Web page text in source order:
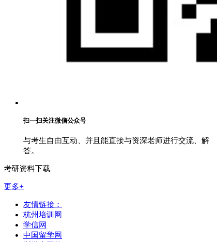
扫一扫关注微信公众号
与考生自由互动、并且能直接与资深老师进行交流、解
答。
考研资料下载
更多+
友情链接：
杭州培训网
学信网
中国留学网